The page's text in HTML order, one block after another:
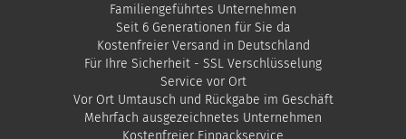
Familiengeführtes Unternehmen
Seit 6 Generationen für Sie da
Kostenfreier Versand in Deutschland
Für Ihre Sicherheit - SSL Verschlüsselung
Service vor Ort
Vor Ort Umtausch und Rückgabe im Geschäft
Mehrfach ausgezeichnetes Unternehmen
​Kostenfreier Einpackservice